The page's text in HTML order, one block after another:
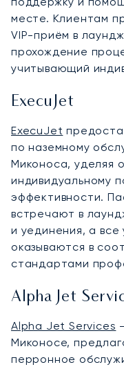
месте. Клиентам
VIP-приём в
прохождение
учитывающий
ExecuJet
ExecuJet
по наземному
Миконоса, уделяя
индивидуальному
эффективности.
встречают в
и уединения, а все
оказываются в
стандартами
Alpha Jet
Alpha Jet Services
Миконосе,
перронное